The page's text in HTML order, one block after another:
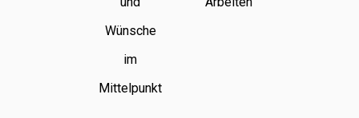
Wünsche
im
Mittelpunkt